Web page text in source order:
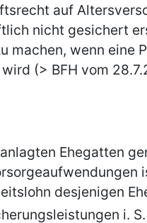
auf
nicht gesichert
machen, wenn eine
(> BFH vom
Ehegatten
desjenigen
i.